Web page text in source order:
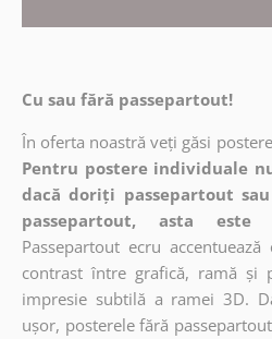
Cu sau fără passepartout!
În oferta noastră veți găsi
Pentru postere individuale
dacă doriți passepartout
passepartout, asta
Passepartout ecru
contrast între grafică, ramă și
impresie subtilă a ramei 3D.
ușor, posterele fără